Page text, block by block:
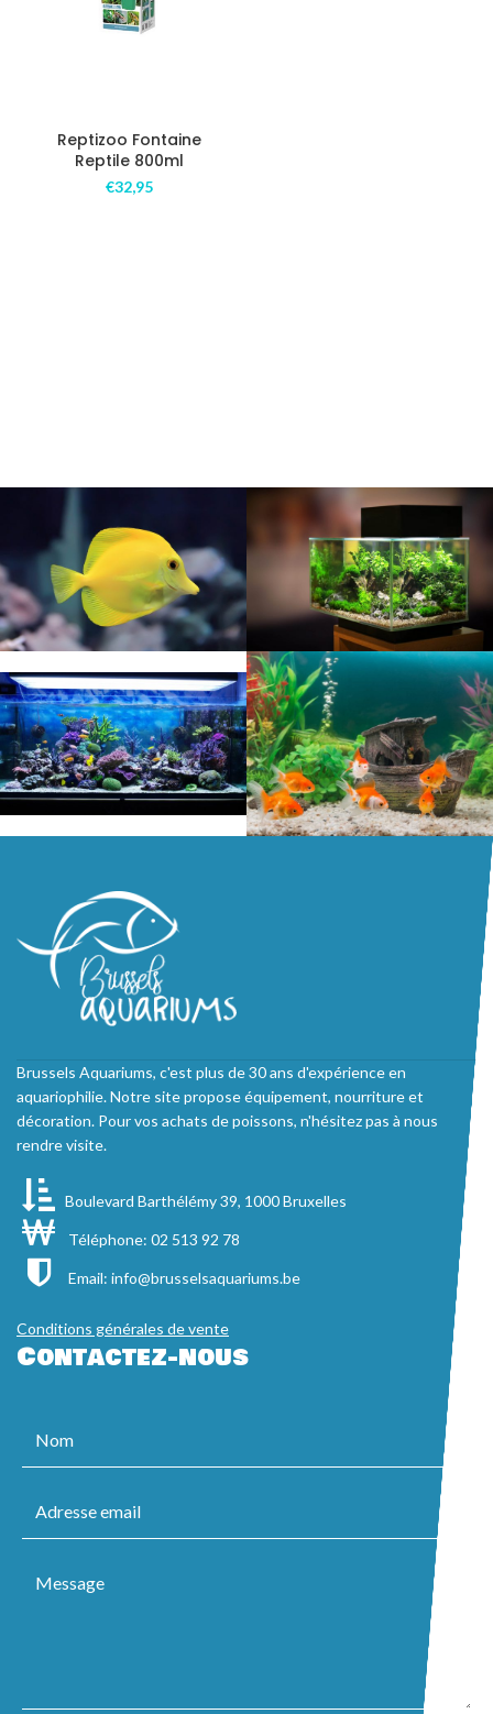
Reptizoo Fontaine
Reptile 800ml
€32,95
Brussels Aquariums, c'est plus de 30 ans d'expérience en
aquariophilie. Notre site propose équipement, nourriture et
décoration. Pour vos achats de poissons, n'hésitez pas à nous
rendre visite.
Boulevard Barthélémy 39, 1000 Bruxelles
Téléphone: 02 513 92 78
Email: info@brusselsaquariums.be
Conditions générales de vente
Contactez-nous